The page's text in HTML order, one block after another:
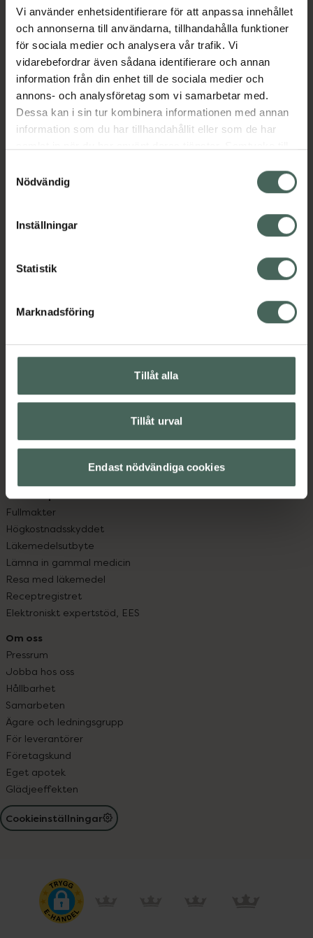
Vi använder enhetsidentifierare för att anpassa innehållet
och annonserna till användarna, tillhandahålla funktioner
för sociala medier och analysera vår trafik. Vi
vidarebefordrar även sådana identifierare och annan
information från din enhet till de sociala medier och
annons- och analysföretag som vi samarbetar med.
Dessa kan i sin tur kombinera informationen med annan
information som du har tillhandahållit eller som de har
återkalla ditt samtycke via webbplatsens
cookieinställningar. Ett återkallat samtycke påverkar inte
lagligheten av behandling som skett innan återkallelsen.
Nödvändig
Inställningar
Statistik
Marknadsföring
Tillåt alla
Tillåt urval
Endast nödvändiga cookies
Aktuella erbjudanden
Beskrivning Dölj
EAN:07350124338477
Kronans Apotek finns här för dig. Du hittar oss från Skåne i
syd till Lappland i norr, och online i mobilen och på
hjälpa just dig att må lite bättre. Välkommen att prata
Kundservice
Leverans, betalning och retur
App
Om recept och läkemedel
Fullmakter
Högkostnadsskyddet
Läkemedelsutbyte
Lämna in gammal medicin
Resa med läkemedel
Receptregistret
Elektroniskt expertstöd, EES
Om oss
Pressrum
Jobba hos oss
Hållbarhet
Samarbeten
Ägare och ledningsgrupp
För leverantörer
Företagskund
Eget apotek
Glädjeeffekten
Cookieinställningar